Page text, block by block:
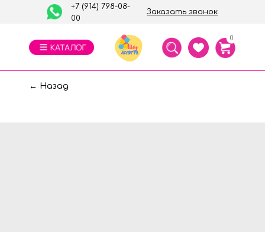
Заказать звонок
+7 (914) 798-08-
00
0
← Назад